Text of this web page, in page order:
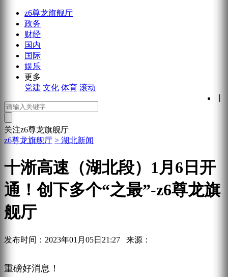
z6尊龙旗舰厅
政务
财经
国内
国际
娱乐
更多
党建 文化 体育 滚动
关注z6尊龙旗舰厅
z6尊龙旗舰厅 > 湖北新闻
十淅高速（湖北段）1月6日开
通！创下多个“之最”-z6尊龙旗
舰厅
发布时间：2023年01月05日21:27 来源：
重磅好消息！